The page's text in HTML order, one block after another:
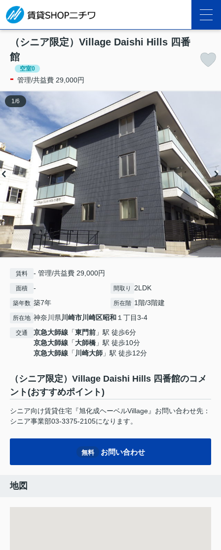
（シニア限定）Village Daishi Hills 四番
館
空室0
- 管理/共益費 29,000円
1 /6
賃料 - 管理/共益費 29,000円
面積 - 間取り 2LDK
築年数 築7年 所在階 1階/3階建
所在地 神奈川県川崎市川崎区昭和 １丁目3-4
交通 京急大師線 「東門前 」駅 徒歩6分
京急大師線 「大師橋 」駅 徒歩10分
京急大師線 「 川崎大師 」駅 徒歩12分
（シニア限定）Village Daishi Hills 四番館のコメ
ント(おすすめポイント)
シニア向け賃貸住宅『旭化成ヘーベルVillage』お問い合わせ先：
シニア事業部03-3375-2105になります。
無料 お問い合わせ
地図